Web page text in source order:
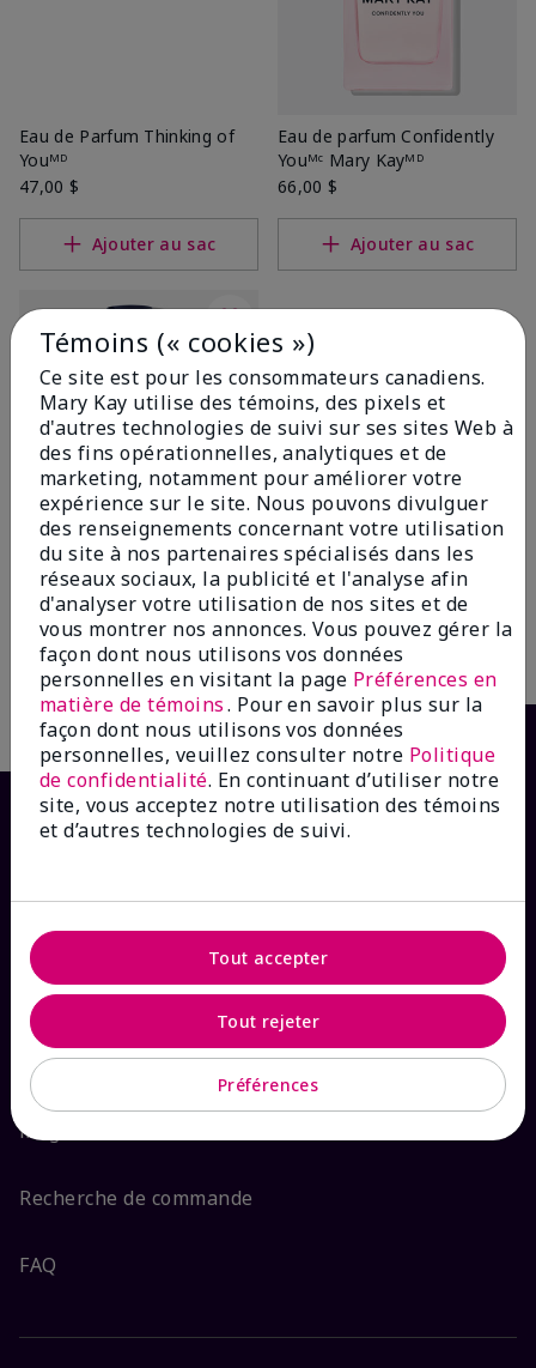
Eau de Parfum Thinking of
Youᴹᴰ
47,00 $
Ajouter au sac
Eau de parfum Confidently
Youᴹᶜ Mary Kayᴹᴰ
66,00 $
Ajouter au sac
Eau de parfum Belaraᴹᴰ
55,00 $
Ajouter au sac
COMMENT POUVONS-NOUS AIDER?
Abonnement aux courriels
Magasiner dans
Recherche de commande
FAQ
Témoins (« cookies »)
Ce site est pour les consommateurs canadiens.
Mary Kay utilise des témoins, des pixels et
d'autres technologies de suivi sur ses sites Web à
des fins opérationnelles, analytiques et de
marketing, notamment pour améliorer votre
expérience sur le site. Nous pouvons divulguer
des renseignements concernant votre utilisation
du site à nos partenaires spécialisés dans les
réseaux sociaux, la publicité et l'analyse afin
d'analyser votre utilisation de nos sites et de
vous montrer nos annonces. Vous pouvez gérer la
façon dont nous utilisons vos données
personnelles en visitant la page Préférences en
matière de témoins. Pour en savoir plus sur la
façon dont nous utilisons vos données
personnelles, veuillez consulter notre Politique
de confidentialité. En continuant d’utiliser notre
site, vous acceptez notre utilisation des témoins
et d’autres technologies de suivi.
Préférences
Tout rejeter
Tout accepter